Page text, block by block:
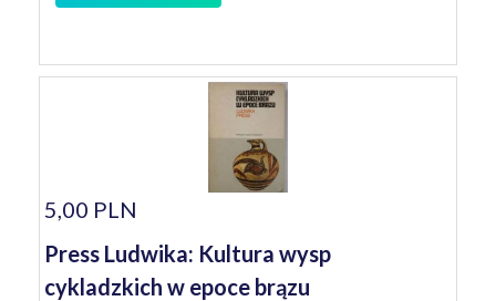
5,00 PLN
Press Ludwika: Kultura wysp
cykladzkich w epoce brązu